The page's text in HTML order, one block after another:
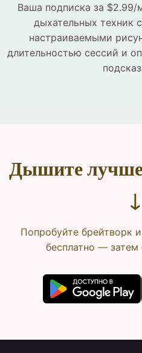
Ваша подписка за $2.99/
дыхательных техник
настраиваемыми
длительностью сессий и
Дышите
↓
Попробуйте брейтворк
бесплатно — затем